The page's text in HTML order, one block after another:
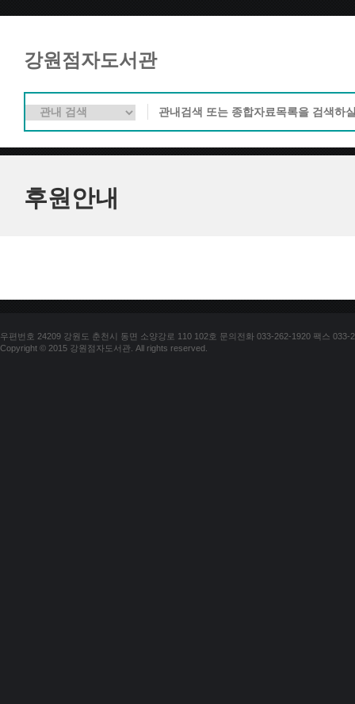
강원점자도서관
후원안내
우편번호 24209 강원도 춘천시 동면 소양강로 110 102호 문의전화 033-262-1920 팩스 033-
Copyright © 2015 강원점자도서관. All rights reserved.